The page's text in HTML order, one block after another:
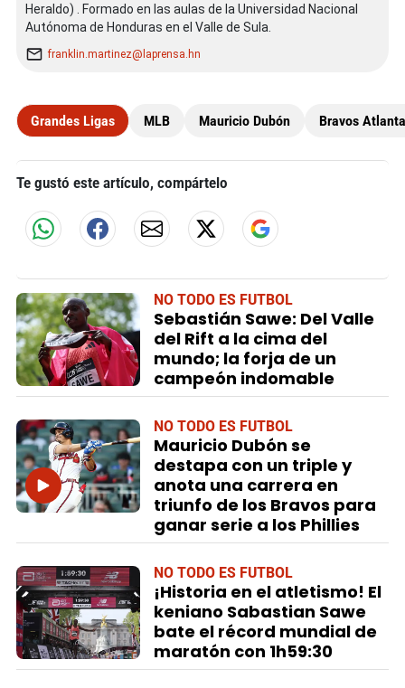
Heraldo) . Formado en las aulas de la Universidad Nacional
Autónoma de Honduras en el Valle de Sula.
franklin.martinez@laprensa.hn
Grandes Ligas MLB Mauricio Dubón Bravos Atlanta
Te gustó este artículo, compártelo
NO TODO ES FUTBOL
Sebastián Sawe: Del Valle
del Rift a la cima del
mundo; la forja de un
campeón indomable
NO TODO ES FUTBOL
Mauricio Dubón se
destapa con un triple y
anota una carrera en
triunfo de los Bravos para
ganar serie a los Phillies
NO TODO ES FUTBOL
¡Historia en el atletismo! El
keniano Sabastian Sawe
bate el récord mundial de
maratón con 1h59:30